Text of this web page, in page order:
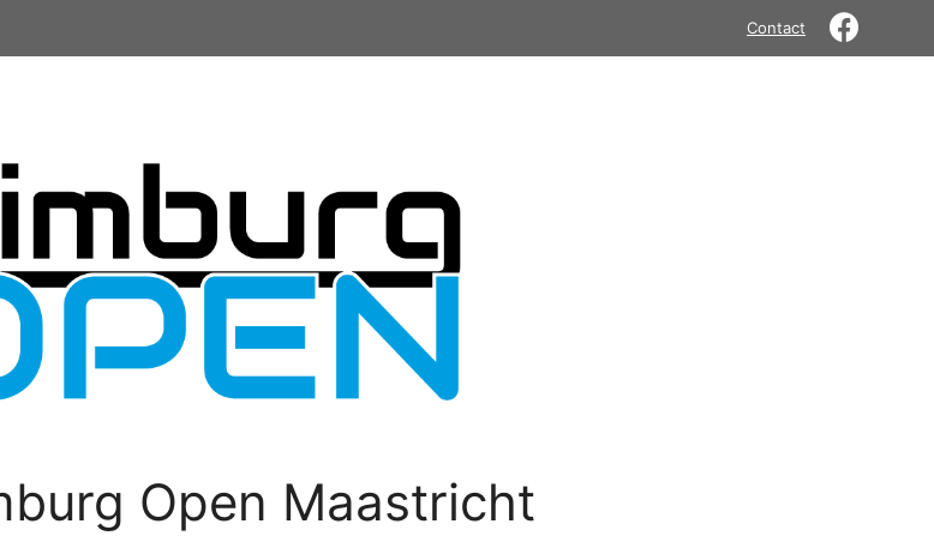
Contact
Open Maastricht